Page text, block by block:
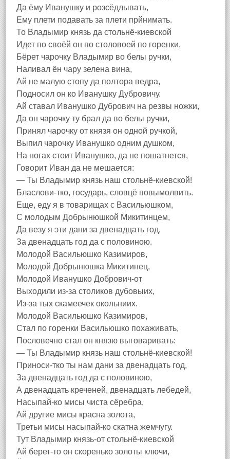
Да ёму Иванушку и розсёдлывать,
Ему плети подавать за плети прйнимать.
То Владымир князь да стольнё-киевской
Идет по своёй он по столовоей по горенки,
Бёрет чарочку Владымир во белы ручки,
Наливал ён чару зелена вина,
Ай не малую стопу да полтора ведра,
Подносил он ко Иванушку Дубровичу.
Ай ставал Иванушко Дубрович на резвы ножки,
Да он чарочку ту брал да во белы ручки,
Принял чарочку от князя он одной ручкой,
Выпил чарочку Иванушко одним душком,
На ногах стоит Иванушко, да не пошатнется,
Говорит Иван да не мешается:
— Ты Владымир князь наш стольнё-киевской!
Бласлови-тко, государь, словцё повымолвить.
Еще, еду я в товарищах с Васильюшком,
С молодым Добрынюшкой Микитинцем,
Да везу я эти дани за двенадцать год,
За двенадцать год да с половиною.
Молодой Васильюшко Казимиров,
Молодой Добрынюшка Микитинец,
Молодой Иванушко Добрович-от
Выходили из-за столиков дубовыих,
Из-за тых скамеечек окольниих.
Молодой Васильюшко Казимиров,
Стал по горенки Васильюшко похаживать,
Пословечно стал он князю выговаривать:
— Ты Владымир князь наш стольнё-киевской!
Приноси-тко ты нам дани за двенадцать год,
За двенадцать год да с половиною,
А двенадцать креченей, двенадцать лебедей,
Насыпай-ко мисы чиста сёребра,
Ай другие мисы красна золота,
Третьи мисы насыпай-ко скатна жемчугу.
Тут Владымир князь-от стольнё-киевской
Ай берет-то он скоренько золоты ключи,